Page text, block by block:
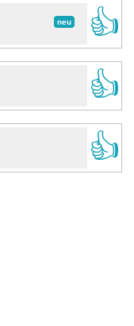
neu
👍
👍
👍